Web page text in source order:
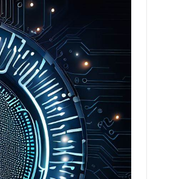
ما الإبداع؟